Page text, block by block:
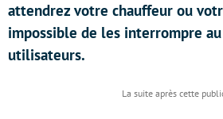
attendrez votre chauffeur ou
impossible de les interrompre
utilisateurs.